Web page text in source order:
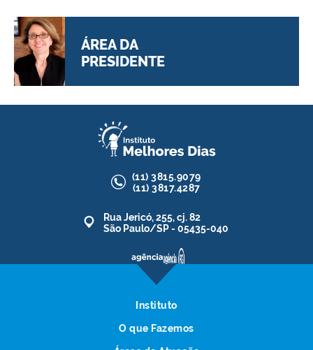
ÁREA DA
PRESIDENTE
(11) 3815.9079
(11) 3817.4287
Rua Jericó, 255, cj. 82
São Paulo/SP - 05435-040
Instituto
O que Fazemos